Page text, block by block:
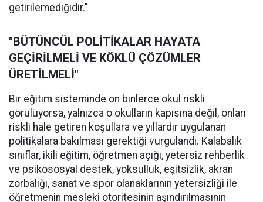
getirilemediğidir."
"BÜTÜNCÜL POLİTİKALAR HAYATA
GEÇİRİLMELİ VE KÖKLÜ ÇÖZÜMLER
ÜRETİLMELİ"
Bir eğitim sisteminde on binlerce okul riskli
görülüyorsa, yalnızca o okulların kapısına değil, onları
riskli hale getiren koşullara ve yıllardır uygulanan
politikalara bakılması gerektiği vurgulandı. Kalabalık
sınıflar, ikili eğitim, öğretmen açığı, yetersiz rehberlik
ve psikososyal destek, yoksulluk, eşitsizlik, akran
zorbalığı, sanat ve spor olanaklarının yetersizliği ile
öğretmenin mesleki otoritesinin aşındırılmasının